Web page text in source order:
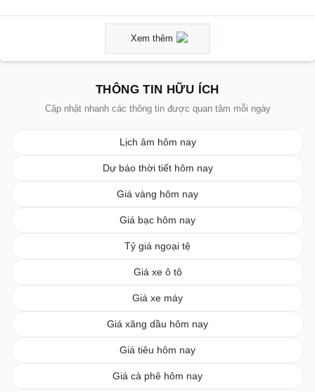
Xem thêm
THÔNG TIN HỮU ÍCH
Cập nhật nhanh các thông tin được quan tâm mỗi ngày
Lịch âm hôm nay
Dự báo thời tiết hôm nay
Giá vàng hôm nay
Giá bạc hôm nay
Tỷ giá ngoại tệ
Giá xe ô tô
Giá xe máy
Giá xăng dầu hôm nay
Giá tiêu hôm nay
Giá cà phê hôm nay